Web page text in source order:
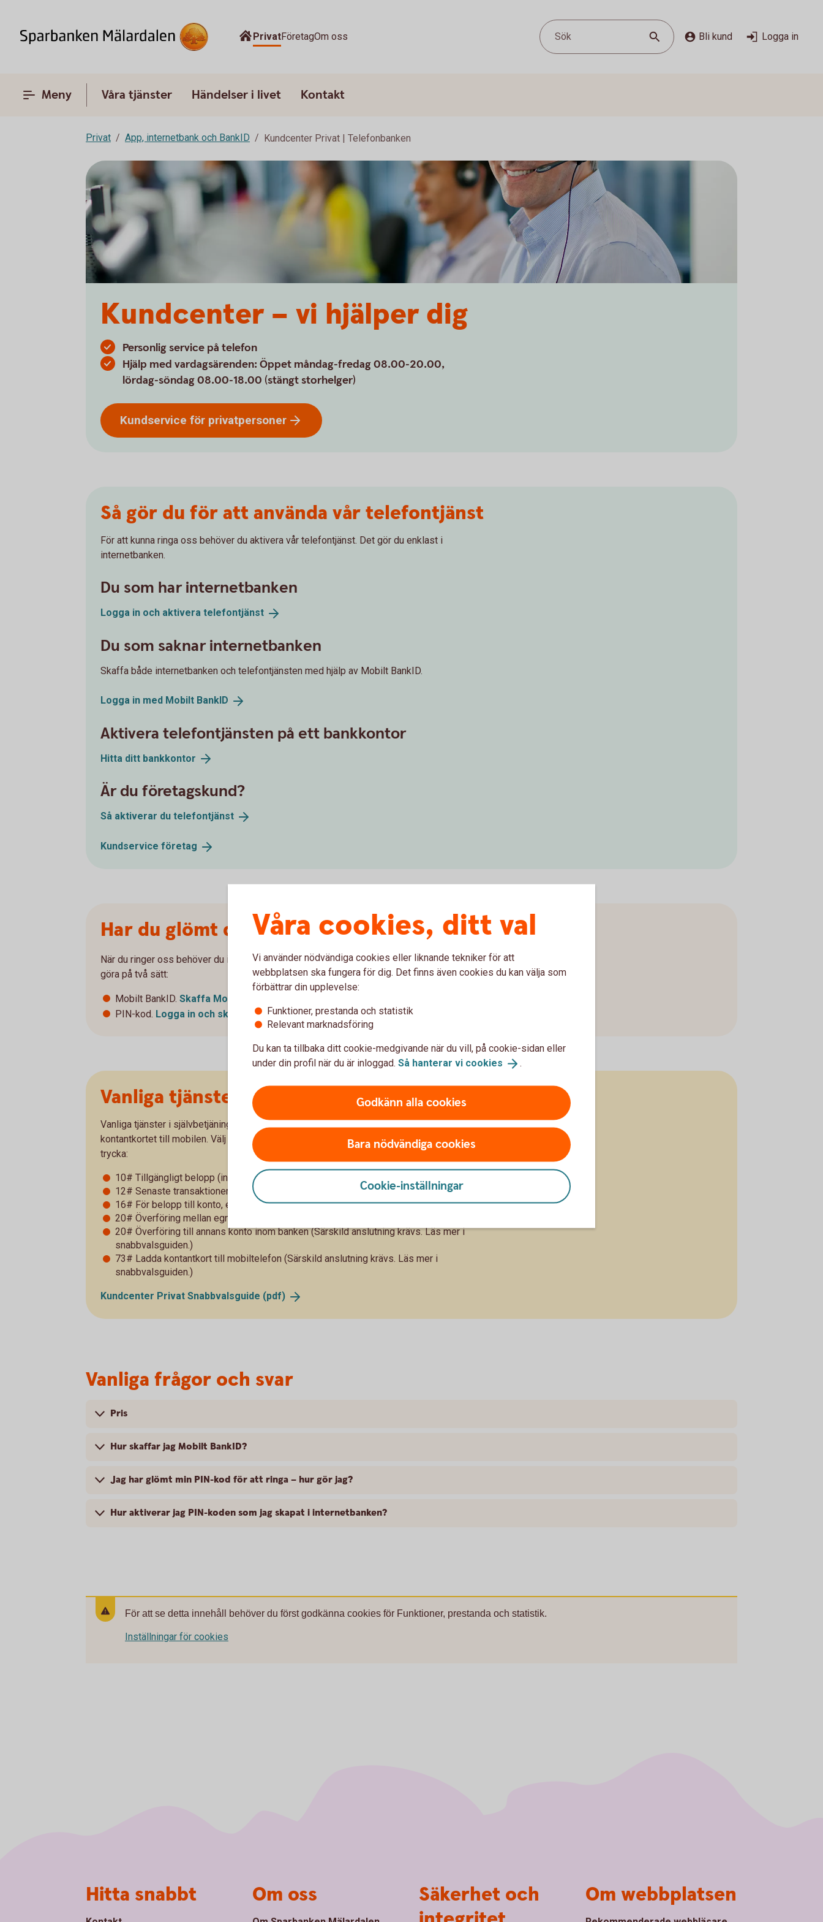
PrivatFöretagOm oss Sök Bli kund Logga in
Meny Våra tjänster Händelser i livet Kontakt
Privat App, internetbank och BankID Kundcenter Privat | Telefonbanken
Kundcenter – vi hjälper dig
Personlig service på telefon
Hjälp med vardagsärenden: Öppet måndag-fredag 08.00-20.00,
lördag-söndag 08.00-18.00 (stängt storhelger)
Kundservice för privatpersoner
Så gör du för att använda vår telefontjänst
För att kunna ringa oss behöver du aktivera vår telefontjänst. Det gör du enklast i
internetbanken.
Du som har internetbanken
Logga in och aktivera telefontjänst
Du som saknar internetbanken
Skaffa både internetbanken och telefontjänsten med hjälp av Mobilt BankID.
Logga in med Mobilt BankID
Aktivera telefontjänsten på ett bankkontor
Hitta ditt bankkontor
Är du företagskund?
Så aktiverar du telefontjänst
Kundservice företag
Har du glömt din kod för att kontakta oss?
När du ringer oss behöver du identifiera dig för att vi ska kunna hjälpa dig. Detta kan du
göra på två sätt:
Mobilt BankID. Skaffa Mobilt
PIN-kod. Logga in och skapa ny PIN-kod för attringa
Vanliga tjänster i självbetjäningen
Vanliga tjänster i självbetjäningen är att kolla saldo, göra överföringar och ladda
kontantkortet till mobilen. Välj att gå direkt till den tjänst du är intresserad av genom att
trycka:
10# Tillgängligt belopp (inklusive eventuell kontokredit)
12# Senaste transaktioner
16# För belopp till konto, ej bokförda (pengar på väg till kontot)
20# Överföring mellan egna och gemensamma konton
20# Överföring till annans konto inom banken (Särskild anslutning krävs. Läs mer i
snabbvalsguiden.)
73# Ladda kontantkort till mobiltelefon (Särskild anslutning krävs. Läs mer i
snabbvalsguiden.)
Kundcenter Privat Snabbvalsguide (pdf)
Vanliga frågor och svar
Pris
Hur skaffar jag Mobilt BankID?
Jag har glömt min PIN-kod för att ringa – hur gör jag?
Hur aktiverar jag PIN-koden som jag skapat i internetbanken?
För att se detta innehåll behöver du först godkänna cookies för Funktioner, prestanda och statistik.
Inställningar för cookies
Våra cookies, ditt val
Vi använder nödvändiga cookies eller liknande tekniker för att
webbplatsen ska fungera för dig. Det finns även cookies du kan välja som
förbättrar din upplevelse:
Funktioner, prestanda och statistik
Relevant marknadsföring
Du kan ta tillbaka ditt cookie-medgivande när du vill, på cookie-sidan eller
under din profil när du är inloggad. Så hanterar vi cookies .
Godkänn alla cookies
Bara nödvändiga cookies
Cookie-inställningar
Hitta snabbt Om oss
Säkerhet och
Om webbplatsen